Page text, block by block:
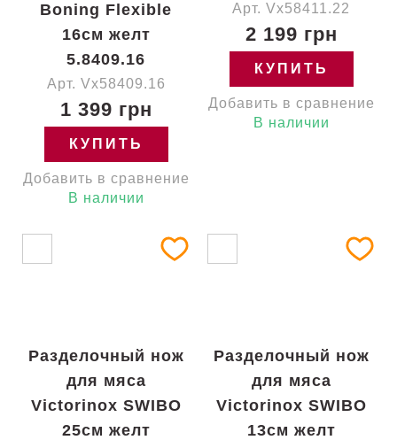
Boning Flexible
16см желт
5.8409.16
Арт. Vx58409.16
1 399 грн
КУПИТЬ
Добавить в сравнение
В наличии
Арт. Vx58411.22
2 199 грн
КУПИТЬ
Добавить в сравнение
В наличии
Разделочный нож
для мяса
Victorinox SWIBO
25см желт
Разделочный нож
для мяса
Victorinox SWIBO
13см желт